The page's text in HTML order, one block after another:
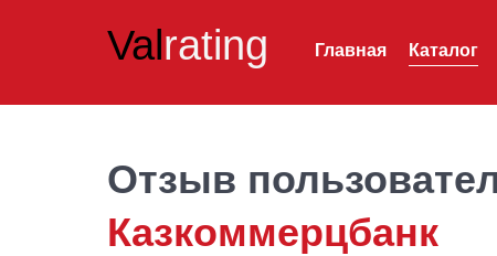
Valrating Главная Каталог
Отзыв
Казкоммерцбанк